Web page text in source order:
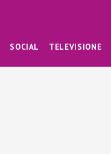
SOCIAL TELEVISIONE